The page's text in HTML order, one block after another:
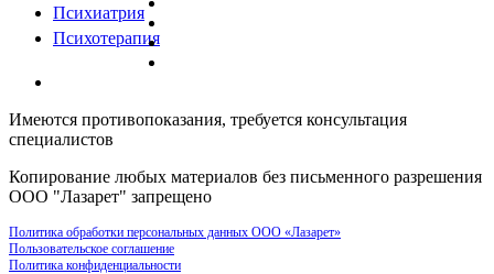
Психиатрия
Психотерапия
Имеются противопоказания, требуется консультация
специалистов
Копирование любых материалов без письменного разрешения
ООО "Лазарет" запрещено
Политика обработки персональных данных ООО «Лазарет»
Пользовательское соглашение
Политика конфиденциальности